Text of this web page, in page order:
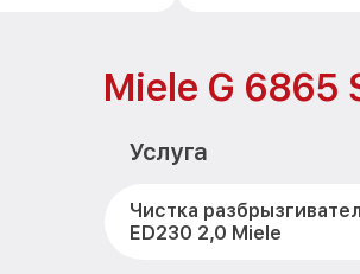
Miele G 6865
Услуга
Чистка
ED230 2,0 Miele